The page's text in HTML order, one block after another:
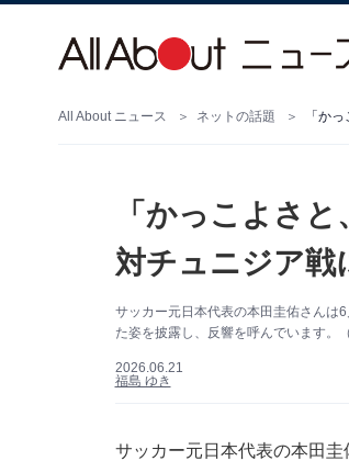
All About ニュース ネットの話題
「かっこよさ
対チュニジア戦
サッカー元日本代表の本田圭佑さんは
た姿を披露し、反響を呼んでいます。
2026.06.21
福島 ゆき
サッカー元日本代表の本田